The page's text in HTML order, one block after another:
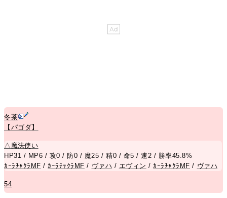
冬茶
【パゴダ】
△ 魔法使い
HP31 / MP6 / 攻0 / 防0 / 魔25 / 精0 / 命5 / 速2 / 勝率45.8%
ｶｰﾗﾁｬｸﾗMF /ｶｰﾗﾁｬｸﾗMF / ヴァハ / エヴィン /ｶｰﾗﾁｬｸﾗMF / ヴァハ
54